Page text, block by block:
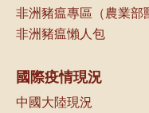
非洲豬瘟懶人包
國際疫情現況
中國大陸現況